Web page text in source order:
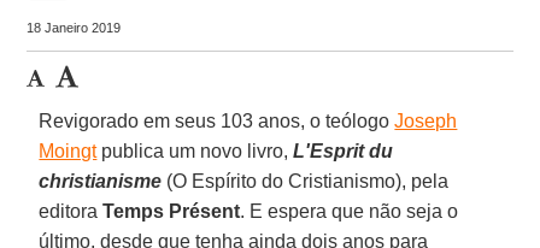
18 Janeiro 2019
Revigorado em seus 103 anos, o teólogoJoseph
Moingtpublica um novo livro, L'Esprit du
christianisme (O Espírito do Cristianismo), pela
editoraTemps Présent. E espera que não seja o
último, desde que tenha ainda dois anos para